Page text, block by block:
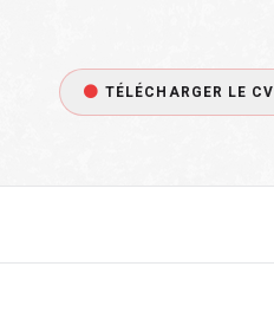
TÉLÉCHARGER LE CV